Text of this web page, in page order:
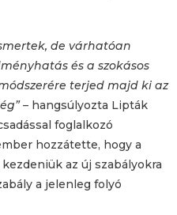
de várhatóan
és a szokásos
terjed majd ki az
– hangsúlyozta Lipták
foglalkozó
hozzátette, hogy a
az új szabályokra
a jelenleg folyó